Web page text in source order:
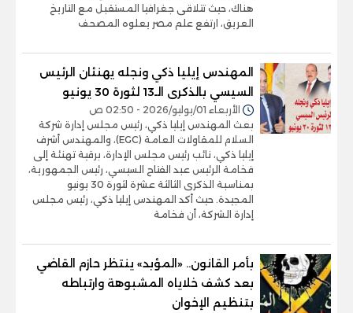
هناك، حيث تتلاقى جغرافيا المستقبل مع التاريخ
العريق، ارتفع علم مصر يعلوه المصحف
المهندس إيليا ذكي ونجله يهنئان الرئيس
السيسي بالذكرى الـ13 لثورة 30 يونيو
الأربعاء 01/يوليو/2026 - 02:50 ص
بعث المهندس إيليا ذكي، رئيس مجلس إدارة شركة
السلام للمقاولات العامة (EGC)، والمهندس أشرف
إيليا ذكي، نائب رئيس مجلس الإدارة، برقية تهنئة إلى
فخامة الرئيس عبد الفتاح السيسي، رئيس الجمهورية،
بمناسبة الذكرى الثالثة عشرة لثورة 30 يونيو
المجيدة. حيث أكد المهندس إيليا ذكي، رئيس مجلس
إدارة الشركة، أن فخامة
بأمر القانون.. «المؤبد» ينتظر حازم القاضي
بعد كشف خلاياه المشبوهة وارتباطه
بتنظيم الإخوان